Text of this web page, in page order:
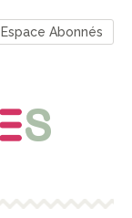
Espace Abonnés